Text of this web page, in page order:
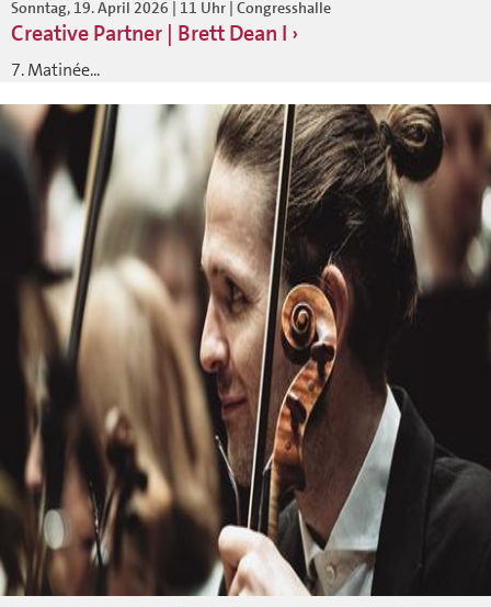
Sonntag, 19. April 2026 | 11 Uhr | Congresshalle
Creative Partner | Brett Dean I
7. Matinée...